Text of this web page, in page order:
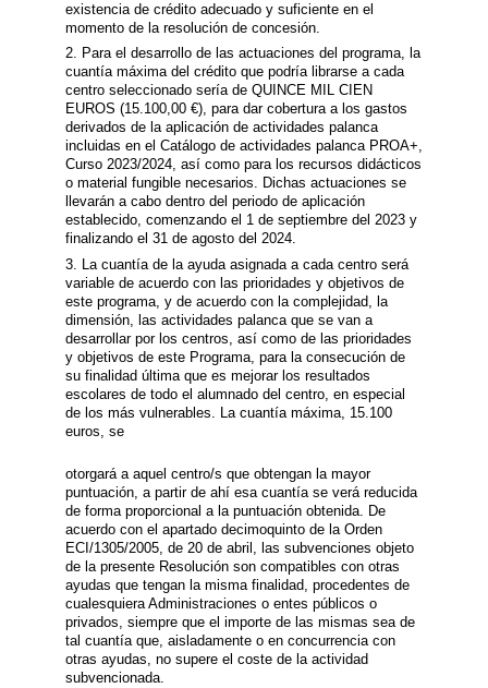
existencia de crédito adecuado y suficiente en el
momento de la resolución de concesión.
2. Para el desarrollo de las actuaciones del programa, la
cuantía máxima del crédito que podría librarse a cada
centro seleccionado sería de QUINCE MIL CIEN
EUROS (15.100,00 €), para dar cobertura a los gastos
derivados de la aplicación de actividades palanca
incluidas en el Catálogo de actividades palanca PROA+,
Curso 2023/2024, así como para los recursos didácticos
o material fungible necesarios. Dichas actuaciones se
llevarán a cabo dentro del periodo de aplicación
establecido, comenzando el 1 de septiembre del 2023 y
finalizando el 31 de agosto del 2024.
3. La cuantía de la ayuda asignada a cada centro será
variable de acuerdo con las prioridades y objetivos de
este programa, y de acuerdo con la complejidad, la
dimensión, las actividades palanca que se van a
desarrollar por los centros, así como de las prioridades
y objetivos de este Programa, para la consecución de
su finalidad última que es mejorar los resultados
escolares de todo el alumnado del centro, en especial
de los más vulnerables. La cuantía máxima, 15.100
euros, se
otorgará a aquel centro/s que obtengan la mayor
puntuación, a partir de ahí esa cuantía se verá reducida
de forma proporcional a la puntuación obtenida. De
acuerdo con el apartado decimoquinto de la Orden
ECI/1305/2005, de 20 de abril, las subvenciones objeto
de la presente Resolución son compatibles con otras
ayudas que tengan la misma finalidad, procedentes de
cualesquiera Administraciones o entes públicos o
privados, siempre que el importe de las mismas sea de
tal cuantía que, aisladamente o en concurrencia con
otras ayudas, no supere el coste de la actividad
subvencionada.